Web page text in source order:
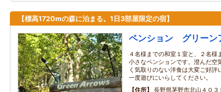
【標高1720mの森に泊まる。1日3部屋限定の宿】
ペンション グリーン
４名様までの和室１室と、２名様
小さなペンションです。澄んだ空
く気取りのない洋食は大変ご好評
一度遊びにいらしてください。
住所
長野県茅野市北山４０３